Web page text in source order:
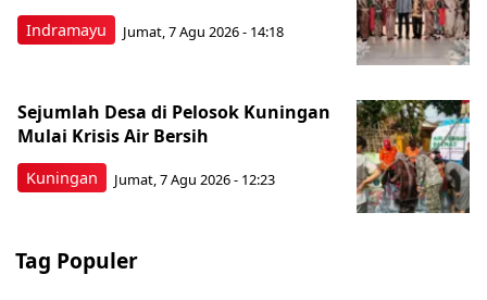
Indramayu Jumat, 7 Agu 2026 - 14:18
Kuningan
Sejumlah Desa di Pelosok Kuningan
Mulai Krisis Air Bersih
Jumat, 7 Agu 2026 - 12:23
Tag Populer